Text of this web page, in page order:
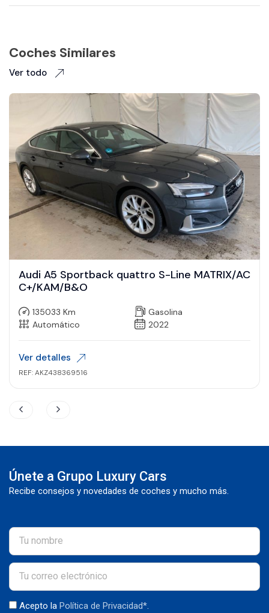
Coches Similares
Ver todo
Audi A5 Sportback quattro S-Line MATRIX/AC
C+/KAM/B&O
135033 Km
Gasolina
Automático
2022
Ver detalles
REF: AKZ438369516
Únete a Grupo Luxury Cars
Recibe consejos y novedades de coches y mucho más.
Acepto la Política de Privacidad*